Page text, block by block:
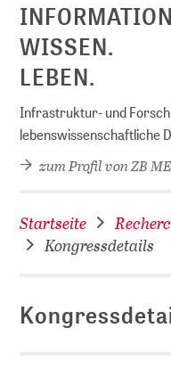
WISSEN.
LEBEN.
Infrastruktur- und
lebenswissenschaftliche
zum Profil von ZB
Startseite
Kongressdetails